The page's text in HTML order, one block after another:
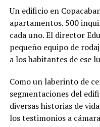
Un edificio en
apartamentos. 500
cada uno. El directorE
pequeño equipo de
a los habitantes de ese
Como un laberinto de
segmentaciones del
diversas historias de
lostestimonios a